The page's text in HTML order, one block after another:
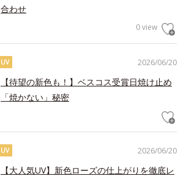
合わせ
0 view
2026/06/20
UV
【待望の新色も！】ベスコス受賞日焼け止め
「焼かない」秘密
2026/06/20
UV
【大人気UV】新色ローズの仕上がりを徹底レ